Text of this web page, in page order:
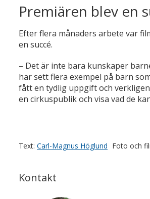
Premiären blev en
Efter flera månaders arbete var
en succé.
– Det är inte bara kunskaper
har sett flera exempel på barn
fått en tydlig uppgift och
en cirkuspublik och visa vad de
Text: Carl-Magnus Höglund Foto och
Kontakt